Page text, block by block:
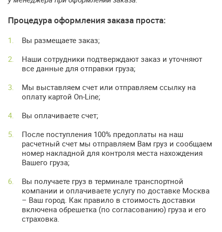
Процедура оформления заказа проста:
Вы размещаете заказ;
Наши сотрудники подтверждают заказ и уточняют
все данные для отправки груза;
Мы выставляем счет или отправляем ссылку на
оплату картой On-Line;
Вы оплачиваете счет;
После поступления 100% предоплаты на наш
расчетный счет мы отправляем Вам груз и сообщаем
номер накладной для контроля места нахождения
Вашего груза;
Вы получаете груз в терминале транспортной
компании и оплачиваете услугу по доставке Москва
– Ваш город. Как правило в стоимость доставки
включена обрешетка (по согласованию) груза и его
страховка.